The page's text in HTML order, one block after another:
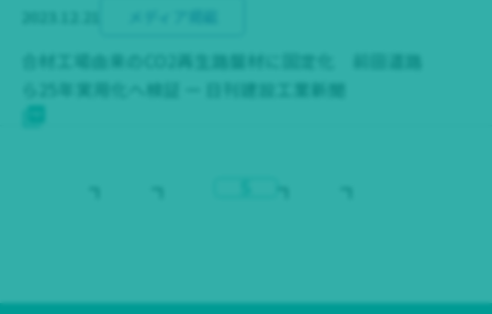
合材工場由来のCO2再生路盤材に固定化 前田道路
ら25年実用化へ検証 ー 日刊建設工業新聞